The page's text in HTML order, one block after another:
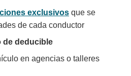
exclusivos que se
de cada conductor
de deducible
en agencias o talleres